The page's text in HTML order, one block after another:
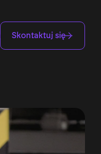
Skontaktuj się